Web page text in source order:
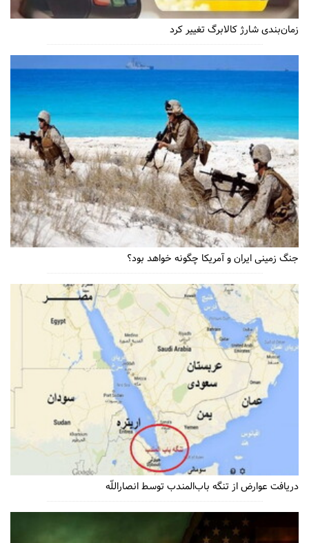
زمان‌بندی شارژ کالابرگ تغییر کرد
جنگ زمینی ایران و آمریکا چگونه خواهد بود؟
دریافت عوارض از تنگه باب‌المندب توسط انصاراللّه